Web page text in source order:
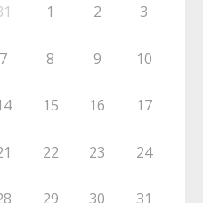
1 2 3
7 8 9 10
15 16 17
22 23 24
29 30 31